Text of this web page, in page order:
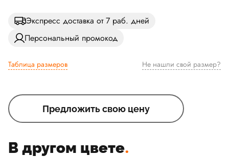
Экспресс доставка от 7 раб. дней
Персональный промокод
Таблица размеров Не нашли свой размер?
Предложить свою цену
В другом цвете.